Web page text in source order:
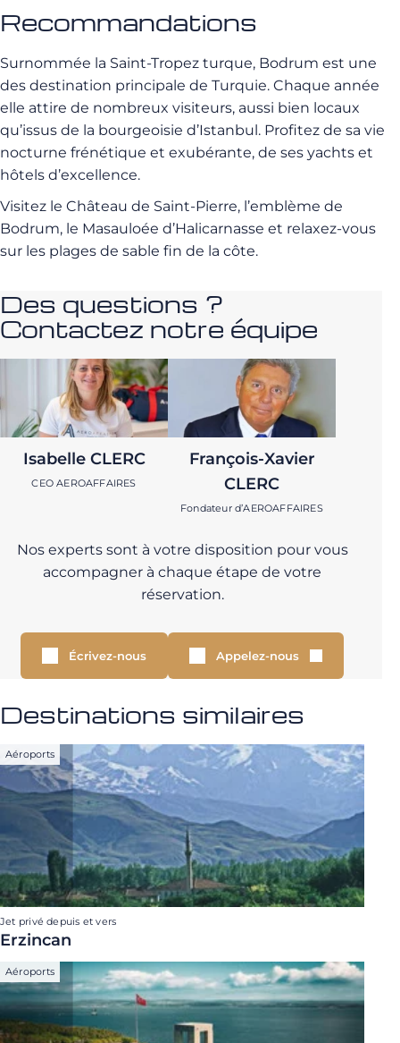
Recommandations
Surnommée la Saint-Tropez turque, Bodrum est une
des destination principale de Turquie. Chaque année
elle attire de nombreux visiteurs, aussi bien locaux
qu’issus de la bourgeoisie d’Istanbul. Profitez de sa vie
nocturne frénétique et exubérante, de ses yachts et
hôtels d’excellence.
Visitez le Château de Saint-Pierre, l’emblème de
Bodrum, le Masauloée d’Halicarnasse et relaxez-vous
sur les plages de sable fin de la côte.
Des questions ?
Contactez notre équipe
Isabelle CLERC
CEO AEROAFFAIRES
François-Xavier
CLERC
Fondateur d’AEROAFFAIRES
Nos experts sont à votre disposition pour vous
accompagner à chaque étape de votre
réservation.
Écrivez-nous Appelez-nous
Destinations similaires
Aéroports
Jet privé depuis et vers
Erzincan
Aéroports